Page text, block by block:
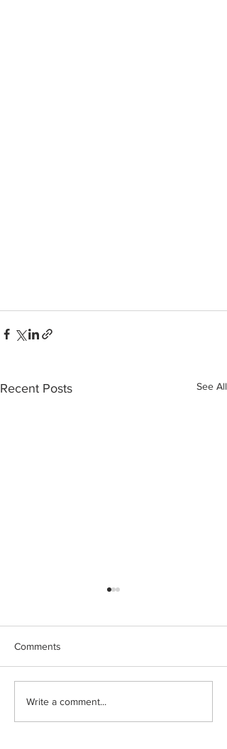
Recent Posts See All
Ιωάννα Τούνη: Η
εξομολόγηση για τη
Comments
Write a comment...